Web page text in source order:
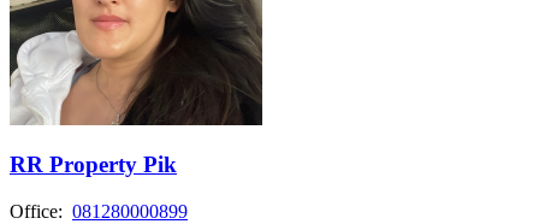
RR Property Pik
Office: 081280000899